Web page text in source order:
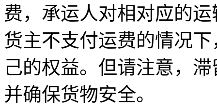
费，承运人对相对应的
货主不支付运费的情况
己的权益。但请注意，
并确保货物安全。